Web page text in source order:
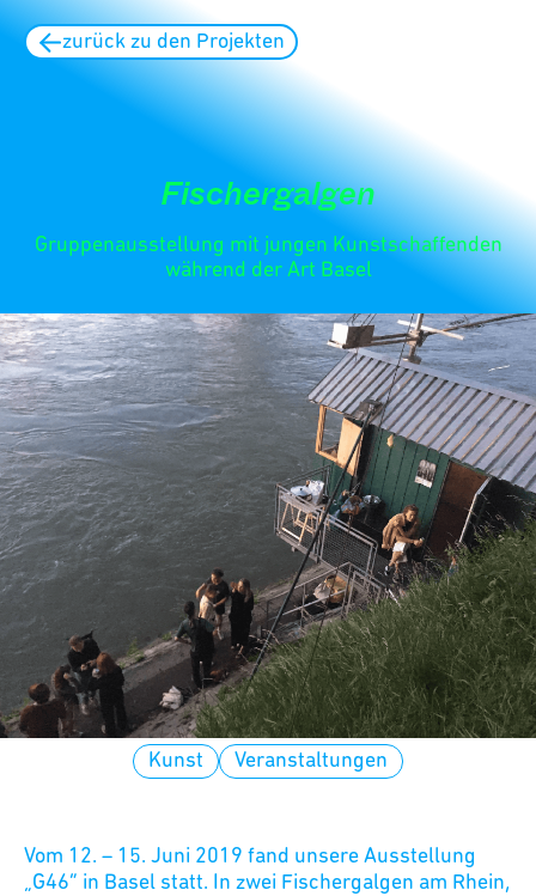
zurück zu den Projekten
Fischergalgen
Gruppenausstellung mit jungen Kunstschaffenden
während der Art Basel
Kunst Veranstaltungen
Vom 12. – 15. Juni 2019 fand unsere Ausstellung
„G46“ in Basel statt. In zwei Fischergalgen am Rhein,